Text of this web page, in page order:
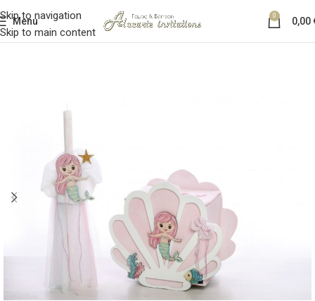
Skip to navigation
Skip to main content
Menu 0 0,00